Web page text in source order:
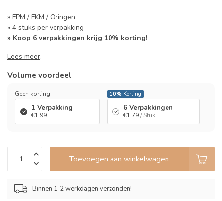
» FPM / FKM / Oringen
» 4 stuks per verpakking
» Koop 6 verpakkingen krijg 10% korting!
Lees meer.
Volume voordeel
Geen korting
1 Verpakking
€1,99
10% Korting
6 Verpakkingen
€1,79/ Stuk
Toevoegen aan winkelwagen
Binnen 1-2 werkdagen verzonden!